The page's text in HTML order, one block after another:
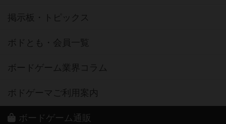
掲示板・トピックス
ボドとも・会員一覧
ボードゲーム業界コラム
ボドゲーマご利用案内
ボードゲーム通販